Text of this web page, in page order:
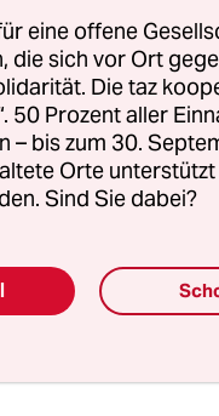
auf das Fallen der
eine offene
die sich vor Ort
Die taz
50 Prozent aller
– bis zum 30.
Orte
Sind Sie dabei?